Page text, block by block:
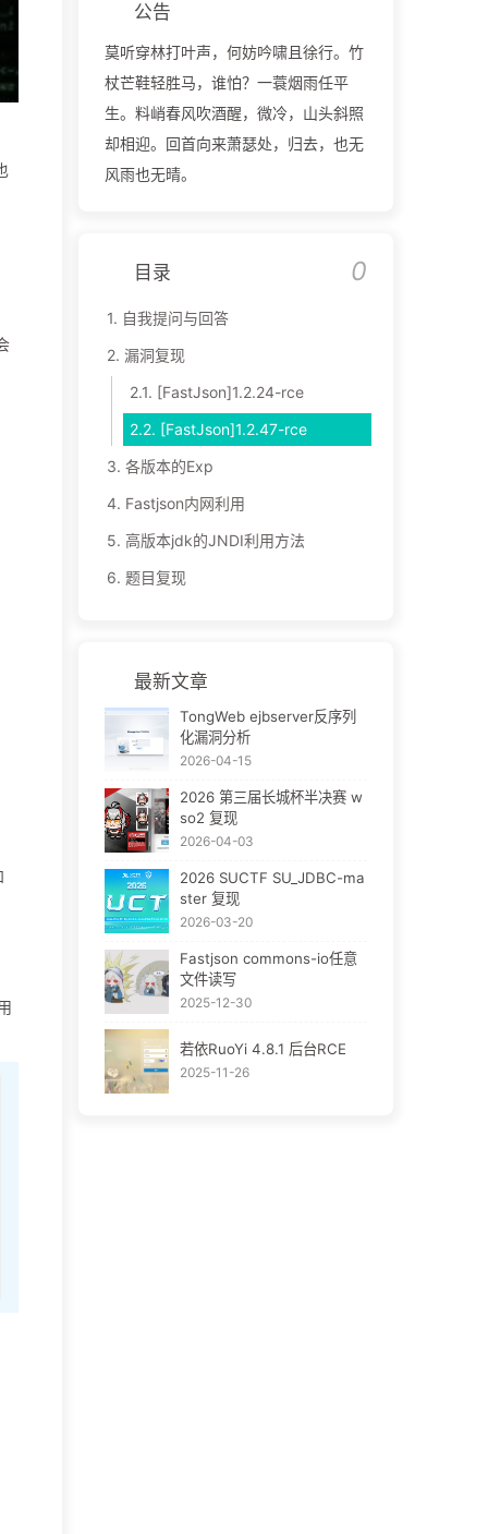
公告
莫听穿林打叶声，何妨吟啸且徐行。竹
杖芒鞋轻胜马，谁怕？一蓑烟雨任平
生。料峭春风吹酒醒，微冷，山头斜照
却相迎。回首向来萧瑟处，归去，也无
风雨也无晴。
目录 0
1. 自我提问与回答
2. 漏洞复现
2.1. [FastJson]1.2.24-rce
2.2. [FastJson]1.2.47-rce
3. 各版本的Exp
4. Fastjson内网利用
5. 高版本jdk的JNDI利用方法
6. 题目复现
最新文章
TongWeb ejbserver反序列
化漏洞分析
2026-04-15
2026 第三届长城杯半决赛 w
so2 复现
2026-04-03
2026 SUCTF SU_JDBC-ma
ster 复现
2026-03-20
Fastjson commons-io任意
文件读写
2025-12-30
若依RuoYi 4.8.1 后台RCE
2025-11-26